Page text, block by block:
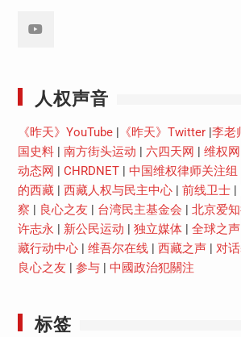
人权声音
《昨天》YouTube| 《昨天》Twitter| 李老
国史料| 南方街头运动 六四天网 维权网
动态网
CHRDNET| 中国维权律师关注组
的西藏| 西藏人权与民主中心| 前线卫士|
察
良心之友 台湾民主基金会 北京爱
许志永
新公民运动 独立媒体| 全球之声
藏行动中心| 维吾尔在线| 西藏之声| 对
良心之友
参与| 中國政治犯關注
标签